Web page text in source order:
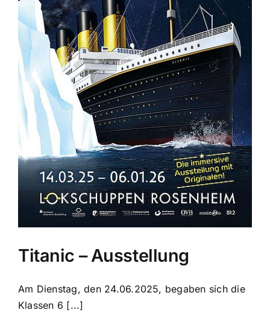
Titanic – Ausstellung
Am Dienstag, den 24.06.2025, begaben sich die
Klassen 6 [...]